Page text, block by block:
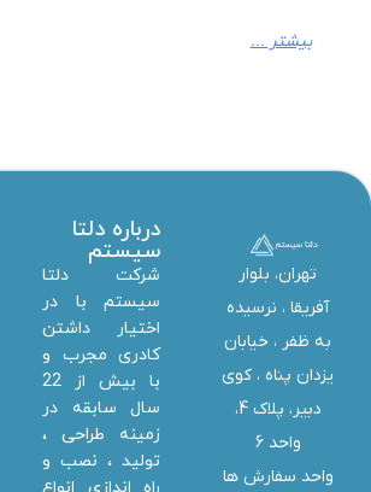
بیشتر ...
تهران، بلوار
آفریقا ، نرسیده
به ظفر ،‌ خیابان
یزدان پناه ، کوی
دبیر، پلاک 4،
واحد 6
واحد سفارش ها
درباره دلتا
سیستم
شرکت دلتا
سیستم با در
اختیار داشتن
کادری مجرب و
با بیش از 22
سال سابقه در
زمینه طراحی ،
تولید ، نصب و